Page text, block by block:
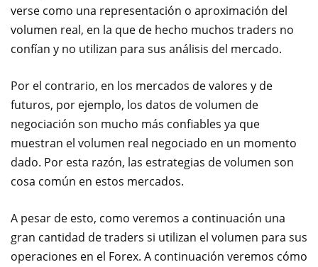
verse como una representación o aproximación del
volumen real, en la que de hecho muchos traders no
confían y no utilizan para sus análisis del mercado.
Por el contrario, en los mercados de valores y de
futuros, por ejemplo, los datos de volumen de
negociación son mucho más confiables ya que
muestran el volumen real negociado en un momento
dado. Por esta razón, las estrategias de volumen son
cosa común en estos mercados.
A pesar de esto, como veremos a continuación una
gran cantidad de traders si utilizan el volumen para sus
operaciones en el Forex. A continuación veremos cómo